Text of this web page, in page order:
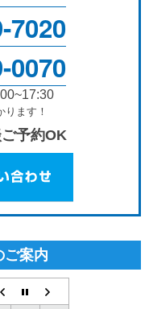
7020
0070
ります！
予約OK
ご案内